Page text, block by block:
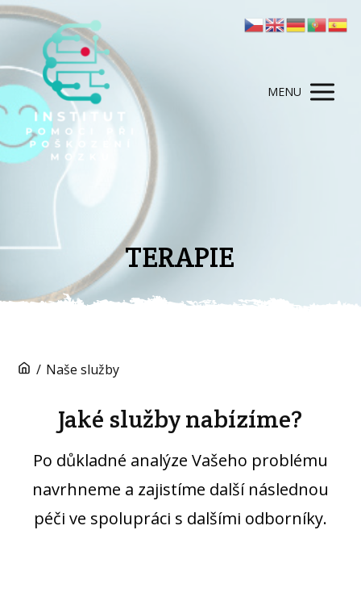
MENU
TERAPIE
/ Naše služby
Jaké služby nabízíme?
Po důkladné analýze Vašeho problému
navrhneme a zajistíme další následnou
péči ve spolupráci s dalšími odborníky.